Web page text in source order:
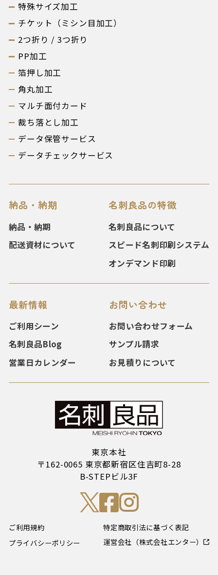
東京本社
〒162-0065 東京都新宿区住吉町8-28
B-STEPビル3F
ご利用規約
プライバシーポリシー
特定商取引法に基づく表記
運営会社（株式会社エンター）
特殊サイズ加工
チケット（ミシン目加工）
2つ折り / 3つ折り
PP加工
箔押し加工
角丸加工
マルチ面付カード
裁ち落とし加工
データ保管サービス
データチェックサービス
納品・納期
納品・納期
配送資材について
名刺良品の特徴
名刺良品について
スピード名刺印刷システム
オンデマンド印刷
最新情報
ご利用シーン
名刺良品Blog
営業日カレンダー
お問い合わせ
お問い合わせフォーム
サンプル請求
お見積りについて